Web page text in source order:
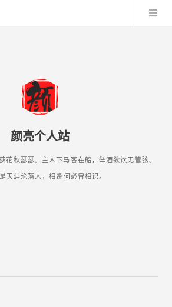
颜亮个人站
花秋瑟瑟。主人下马客在船，举酒欲饮无管弦。
是天涯沦落人，相逢何必曾相识。